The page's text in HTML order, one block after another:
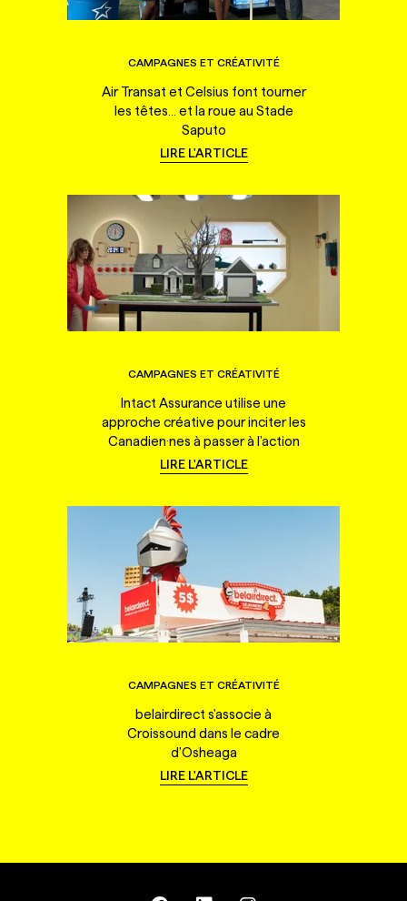
CAMPAGNES ET CRÉATIVITÉ
Air Transat et Celsius font tourner
les têtes... et la roue au Stade
Saputo
LIRE L'ARTICLE
CAMPAGNES ET CRÉATIVITÉ
Intact Assurance utilise une
approche créative pour inciter les
Canadien·nes à passer à l'action
LIRE L'ARTICLE
CAMPAGNES ET CRÉATIVITÉ
belairdirect s'associe à
Croissound dans le cadre
d'Osheaga
LIRE L'ARTICLE